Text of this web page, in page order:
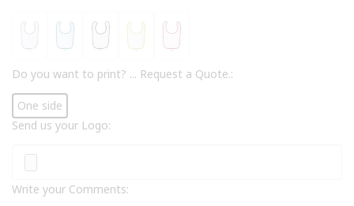
Do you want to print? ... Request a Quote.:
One side
Send us your Logo:
Write your Comments: